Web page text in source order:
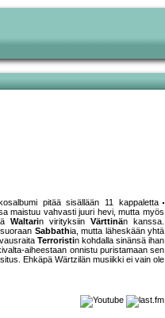
pitää sisällään 11 kappaletta
maistuu vahvasti juuri hevi, mutta myös
Waltarin virityksiinVärttinän kanssa.
Sabbathia, mutta läheskään yhtä
Terroristin kohdalla sinänsä ihan
aiheestaan onnistu puristamaan sen
Ehkäpä Wärtzilän musiikki ei vain ole